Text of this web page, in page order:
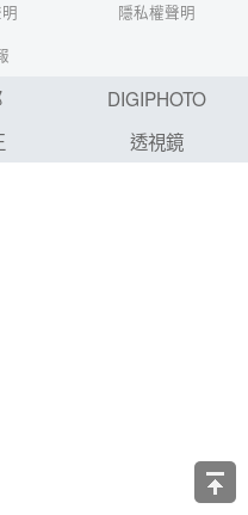
隱私權聲明
DIGIPHOTO
透視鏡